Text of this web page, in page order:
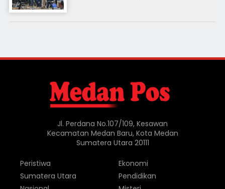
Jl. Perdana No.107/109, Kesawan
Kecamatan Medan Baru, Kota Medan
Sumatera Utara 20111
Peristiwa
Sumatera Utara
Ekonomi
Pendidikan